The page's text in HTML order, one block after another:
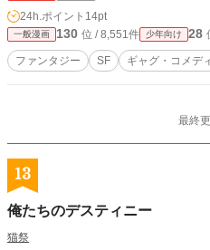
24h.ポイント 14pt
一般漫画 130 位 / 8,551件 少年向け 28
ファンタジー SF ギャグ・コメデ
最終
13
俺たちのデスティニー
猫祭